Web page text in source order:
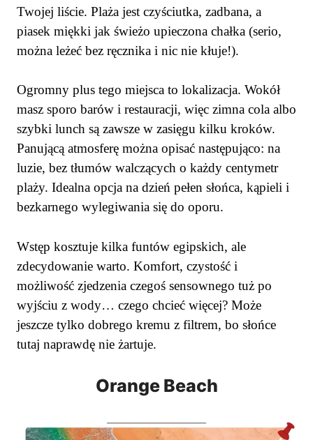
Twojej liście. Plaża jest czyściutka, zadbana, a
piasek miękki jak świeżo upieczona chałka (serio,
można leżeć bez ręcznika i nic nie kłuje!).
Ogromny plus tego miejsca to lokalizacja. Wokół
masz sporo barów i restauracji, więc zimna cola albo
szybki lunch są zawsze w zasięgu kilku kroków.
Panującą atmosferę można opisać następująco: na
luzie, bez tłumów walczących o każdy centymetr
plaży. Idealna opcja na dzień pełen słońca, kąpieli i
bezkarnego wylegiwania się do oporu.
Wstęp kosztuje kilka funtów egipskich, ale
zdecydowanie warto. Komfort, czystość i
możliwość zjedzenia czegoś sensownego tuż po
wyjściu z wody… czego chcieć więcej? Może
jeszcze tylko dobrego kremu z filtrem, bo słońce
tutaj naprawdę nie żartuje.
Orange Beach